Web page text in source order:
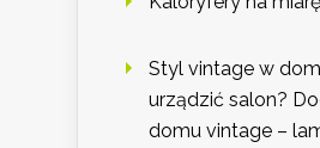
Styl vintage w
urządzić salon?
domu vintage –